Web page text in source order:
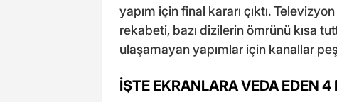
yapım için final kararı çıktı.
rekabeti, bazı dizilerin ömrünü kısa
ulaşamayan yapımlar için kanallar
İŞTE EKRANLARA VEDA EDEN 4